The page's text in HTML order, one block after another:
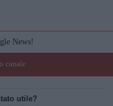
News!
canale
utile?